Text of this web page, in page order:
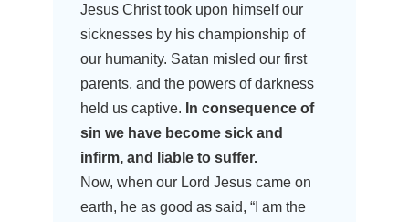
Jesus Christ took upon hims­elf our
sick­nes­ses by his cham­pi­on­ship of
our huma­ni­ty. Satan mis­led our first
par­ents, and the powers of dark­ness
held us cap­ti­ve. In con­se­quence of
sin we have beco­me sick and
infirm, and lia­ble to suffer.
Now, when our Lord Jesus came on
earth, he as good as said, “I am the